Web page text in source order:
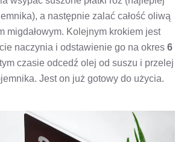
a następnie zalać całość oliwą
migdałowym. Kolejnym krokiem jest
naczynia i odstawienie go na okres 6
czasie odcedź olej od suszu i przelej
Jest on już gotowy do użycia.